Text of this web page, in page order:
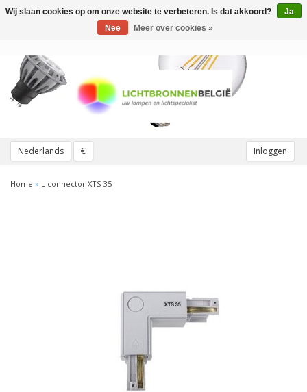
Nederlands € Inloggen
Toggle
Home » L connector XTS-35
Wij slaan cookies op om onze website te verbeteren. Is dat akkoord?
Ja
Nee
Meer over cookies »